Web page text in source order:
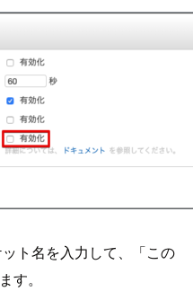
ト名を入力して、「この
す。